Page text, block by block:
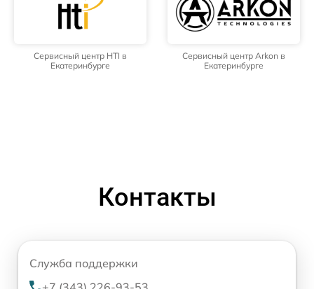
Сервисный центр HTI в
Екатеринбурге
Сервисный центр Arkon в
Екатеринбурге
Контакты
Служба поддержки